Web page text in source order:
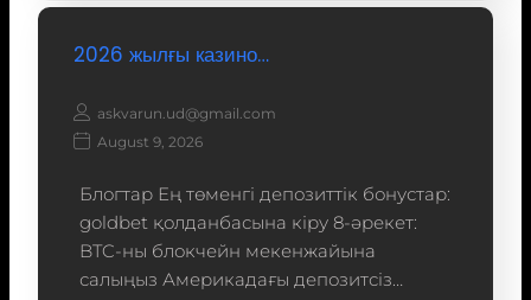
2026 жылғы казино…
askvarun.ud@gmail.com
August 9, 2026
Блогтар Ең төменгі депозиттік бонустар:
goldbet қолданбасына кіру 8-әрекет:
BTC-ны блокчейн мекенжайына
салыңыз Америкадағы депозитсіз…